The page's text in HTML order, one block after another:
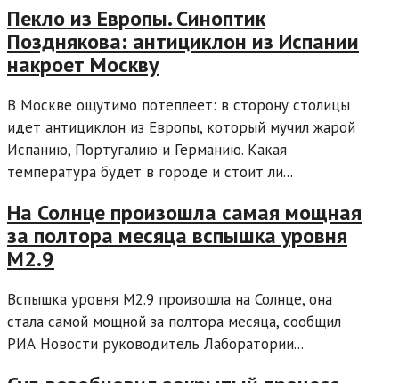
Пекло из Европы. Синоптик
Позднякова: антициклон из Испании
накроет Москву
В Москве ощутимо потеплеет: в сторону столицы
идет антициклон из Европы, который мучил жарой
Испанию, Португалию и Германию. Какая
температура будет в городе и стоит ли...
На Солнце произошла самая мощная
за полтора месяца вспышка уровня
М2.9
Вспышка уровня М2.9 произошла на Солнце, она
стала самой мощной за полтора месяца, сообщил
РИА Новости руководитель Лаборатории...